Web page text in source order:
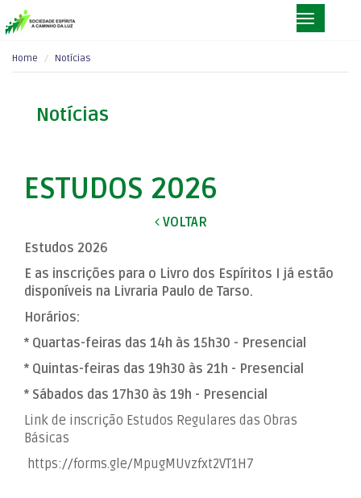
Home Notícias
Notícias
ESTUDOS 2026
VOLTAR
Estudos 2026
E as inscrições para o Livro dos Espíritos I já estão
disponíveis na Livraria Paulo de Tarso.
Horários:
* Quartas-feiras das 14h às 15h30 - Presencial
* Quintas-feiras das 19h30 às 21h - Presencial
* Sábados das 17h30 às 19h - Presencial
Link de inscrição Estudos Regulares das Obras
Básicas
https://forms.gle/MpugMUvzfxt2VT1H7